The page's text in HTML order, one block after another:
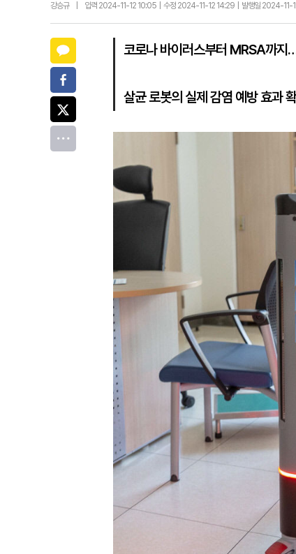
강승규 입력 2024-11-12 10:05 | 수정 2024-11-12 14:29 | 발행일 2024-11-
코로나 바이러스부터 MRSA까
살균 로봇의 실제 감염 예방 효과